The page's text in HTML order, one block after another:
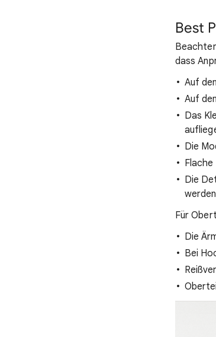
Best
dass
Auf
Auf
Das
Die
Flache
Die
Für
Die
Bei